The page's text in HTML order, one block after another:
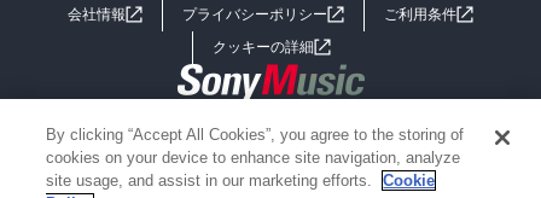
小説
海外小説
ミステリー SF
会社情報 プライバシーポリシー
ご利用条件
クッキーの詳細
Copyright 2017 - 2026 Sony Music Entertainment(Japan) Inc.
Information on the site is for the Japan domestic market only
powered by
By clicking “Accept All Cookies”, you agree to the storing of
cookies on your device to enhance site navigation, analyze
site usage, and assist in our marketing efforts.
Cookie